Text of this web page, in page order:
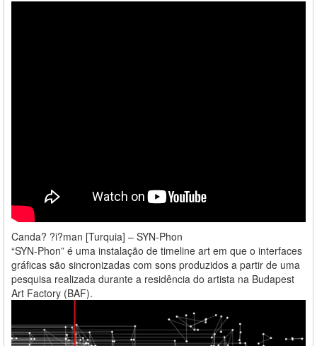
Canda? ?i?man [Turquia] – SYN-Phon
“SYN-Phon” é uma instalação de timeline art em que o interfaces
gráficas são sincronizadas com sons produzidos a partir de uma
pesquisa realizada durante a residência do artista na Budapest
Art Factory (BAF).